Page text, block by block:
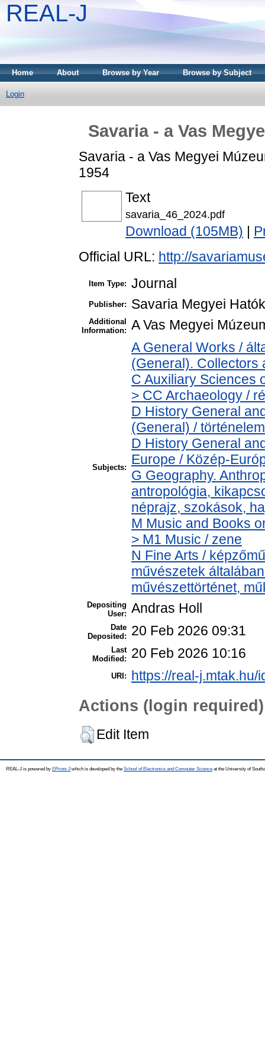
REAL-J
Home About Browse by Year Browse by Subject
Login
Savaria - a Vas
Savaria - a Vas Megyei
1954
Text
savaria_46_2024.pdf
Download (105MB)
Official URL: http://
Item Type: Journal
Publisher: Savaria Megyei
Additional
Information: A Vas Megyei
Subjects:
A General Works /
(General). Collectors
C Auxiliary Sciences
> CC Archaeology /
D History General
(General) /
D History General
Europe / Közép-
G Geography.
antropológia,
néprajz, szokások,
M Music and Books
> M1 Music / zene
N Fine Arts /
művészetek
művészettörténet,
Depositing
User: Andras Holl
Date
Deposited:
20 Feb 2026 09:31
Last
Modified:
20 Feb 2026 10:16
URI: https://real-j.mtak.hu/
Actions (login required)
Edit Item
REAL-J is powered by EPrints 3which is developed by the School of Electronics and Computer Science at the University of